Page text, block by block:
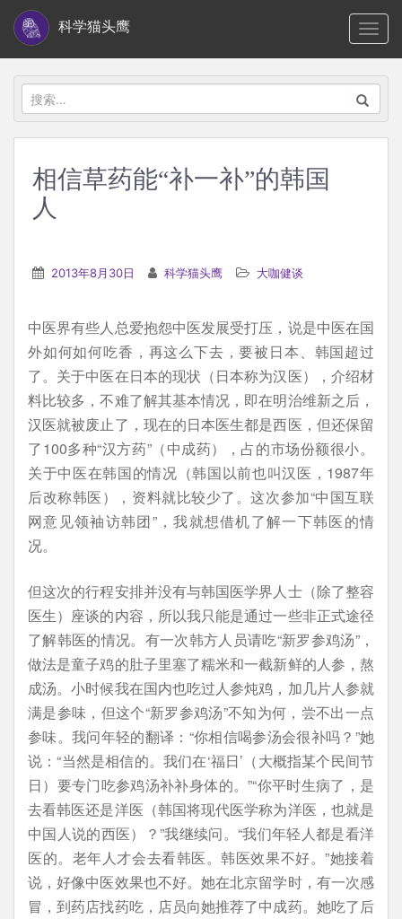
i
科学猫头鹰
搜
索：
相信草药能“补一补”的韩国
人
2013年8月30日 科学猫头鹰 大咖健谈
中医界有些人总爱抱怨中医发展受打压，说是中医在国
外如何如何吃香，再这么下去，要被日本、韩国超过
了。关于中医在日本的现状（日本称为汉医），介绍材
料比较多，不难了解其基本情况，即在明治维新之后，
汉医就被废止了，现在的日本医生都是西医，但还保留
了100多种“汉方药”（中成药），占的市场份额很小。
关于中医在韩国的情况（韩国以前也叫汉医，1987年
后改称韩医），资料就比较少了。这次参加“中国互联
网意见领袖访韩团”，我就想借机了解一下韩医的情
况。
但这次的行程安排并没有与韩国医学界人士（除了整容
医生）座谈的内容，所以我只能是通过一些非正式途径
了解韩医的情况。有一次韩方人员请吃“新罗参鸡汤”，
做法是童子鸡的肚子里塞了糯米和一截新鲜的人参，熬
成汤。小时候我在国内也吃过人参炖鸡，加几片人参就
满是参味，但这个“新罗参鸡汤”不知为何，尝不出一点
参味。我问年轻的翻译：“你相信喝参汤会很补吗？”她
说：“当然是相信的。我们在‘福日’（大概指某个民间节
日）要专门吃参鸡汤补补身体的。”“你平时生病了，是
去看韩医还是洋医（韩国将现代医学称为洋医，也就是
中国人说的西医）？”我继续问。“我们年轻人都是看洋
医的。老年人才会去看韩医。韩医效果不好。”她接着
说，好像中医效果也不好。她在北京留学时，有一次感
冒，到药店找药吃，店员向她推荐了中成药。她吃了后